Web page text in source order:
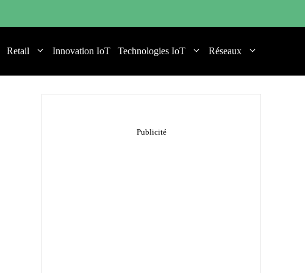
Retail Innovation IoT Technologies IoT Réseaux